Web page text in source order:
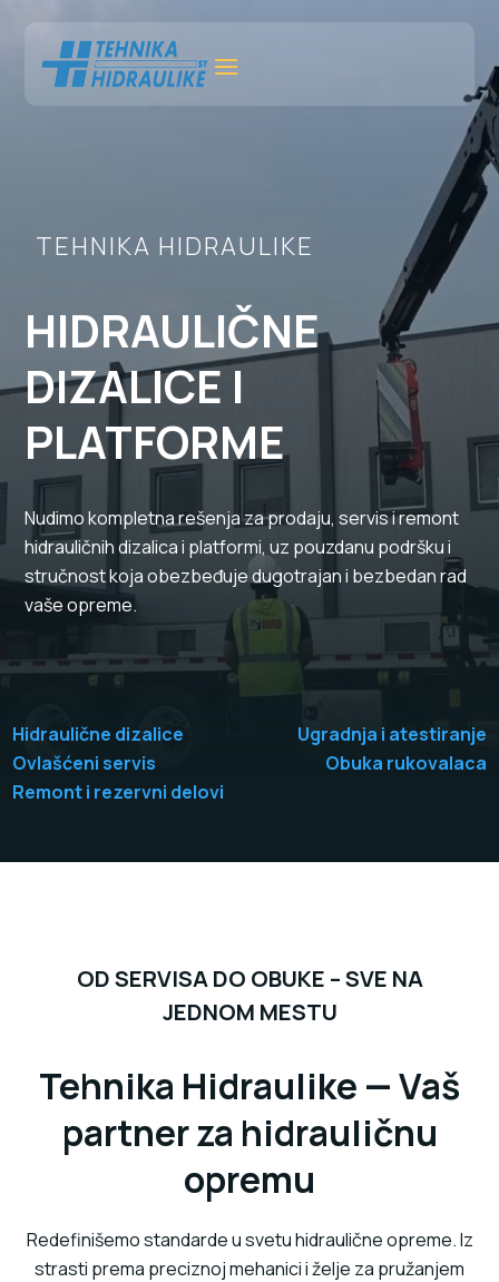
TEHNIKA HIDRAULIKE
HIDRAULIČNE
DIZALICE I
PLATFORME
Nudimo kompletna rešenja za prodaju, servis i remont
hidrauličnih dizalica i platformi, uz pouzdanu podršku i
stručnost koja obezbeđuje dugotrajan i bezbedan rad
vaše opreme.
Hidraulične dizalice
Ugradnja i atestiranje
Ovlašćeni servis
Obuka rukovalaca
Remont i rezervni delovi
OD SERVISA DO OBUKE – SVE NA
JEDNOM MESTU
Tehnika Hidraulike — Vaš
partner za hidrauličnu
opremu
Redefinišemo standarde u svetu hidraulične opreme. Iz
strasti prema preciznoj mehanici i želje za pružanjem